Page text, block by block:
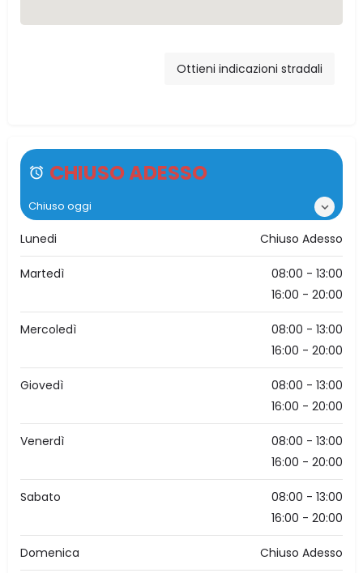
Ottieni indicazioni stradali
CHIUSO ADESSO
Chiuso oggi
Lunedi Chiuso Adesso
Martedì
08:00 - 13:00
16:00 - 20:00
Mercoledì
08:00 - 13:00
16:00 - 20:00
Giovedì
08:00 - 13:00
16:00 - 20:00
Venerdì
08:00 - 13:00
16:00 - 20:00
Sabato
08:00 - 13:00
16:00 - 20:00
Domenica Chiuso Adesso